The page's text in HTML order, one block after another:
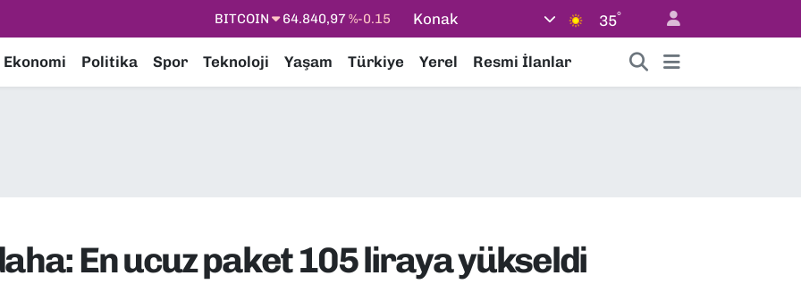
DOLAR 47,7436%0.18
STERLİN
64,4811%0.38
Konak 35°
Ekonomi Politika Spor Teknoloji Yaşam Türkiye Yerel Resmi İlanlar
En ucuz paket 105 liraya yükseldi